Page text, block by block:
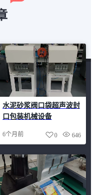
水泥砂浆阀口袋超声波封
口包装机械设备
6个月前 646
0